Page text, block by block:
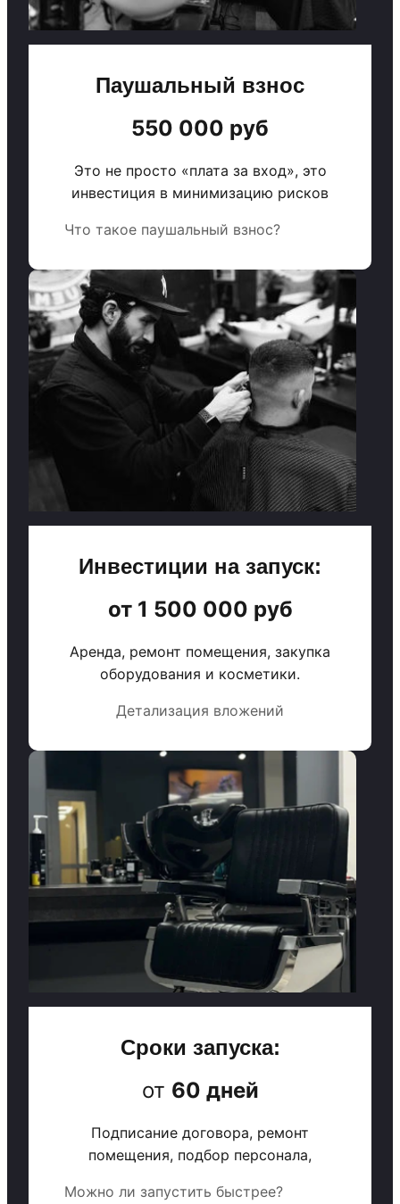
Паушальный взнос
550 000 руб
Это не просто «плата за вход», это
инвестиция в минимизацию рисков
Что такое паушальный взнос?
Инвестиции на запуск:
от 1 500 000 руб
Аренда, ремонт помещения, закупка
оборудования и косметики.
Детализация вложений
Сроки запуска:
от 60 дней
Подписание договора, ремонт
помещения, подбор персонала,
Можно ли запустить быстрее?